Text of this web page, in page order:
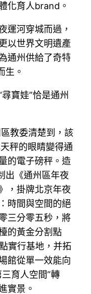
化育人brand。
運河穿城而過，
以世界文明遺產
通州供給了奇特
生。
寶娃”恰是通州
教委清楚到，該
秤的眼睛變得通
的電子磅秤。造
出《通州區年夜
，掛牌北京年夜
時間與空間的絕
三分零五秒，將
的黃金分割點
實行基地，并拓
館從單一效能向
育人空間”轉
實景。